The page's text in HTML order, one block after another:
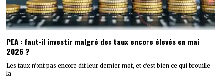
PEA : faut-il investir malgré des taux encore élevés en mai
2026 ?
Les taux n’ont pas encore dit leur dernier mot, et c’est bien ce qui brouille
la